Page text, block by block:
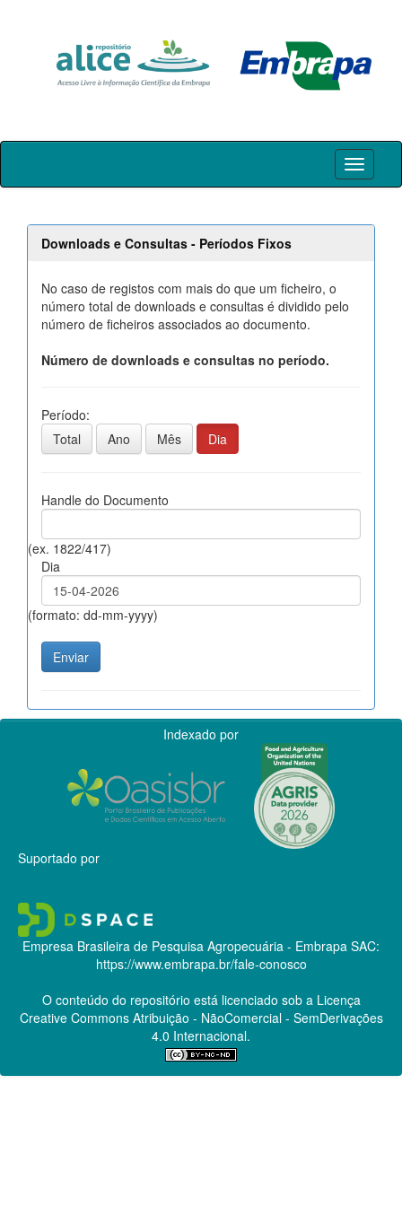
Skip
Downloads e Consultas - Períodos Fixos
No caso de registos com mais do que um ficheiro, o
número total de downloads e consultas é dividido pelo
número de ficheiros associados ao documento.
Número de downloads e consultas no período.
Período:
Total
Ano Mês Dia
Handle do Documento
(ex. 1822/417)
Dia
(formato: dd-mm-yyyy)
Indexado por
Suportado por
Empresa Brasileira de Pesquisa Agropecuária - Embrapa SAC:
https://www.embrapa.br/fale-conosco
O conteúdo do repositório está licenciado sob a Licença
Creative CommonsAtribuição - NãoComercial - SemDerivações
4.0 Internacional.